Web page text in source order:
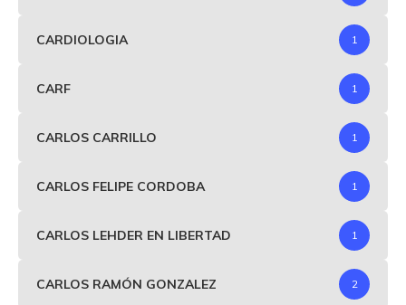
CARDIOLOGIA 1
CARF 1
CARLOS CARRILLO 1
CARLOS FELIPE CORDOBA 1
CARLOS LEHDER EN LIBERTAD 1
CARLOS RAMÓN GONZALEZ 2